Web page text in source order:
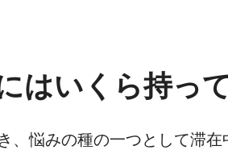
はいくら持っ
、悩みの種の一つとして滞